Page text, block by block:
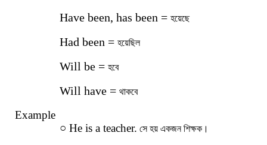
Have been, has been = হয়েছে
Had been = হয়েছিল
Will be = হবে
Will have = থাকবে
Example
○ He is a teacher. সে হয় একজন শিক্ষক ।